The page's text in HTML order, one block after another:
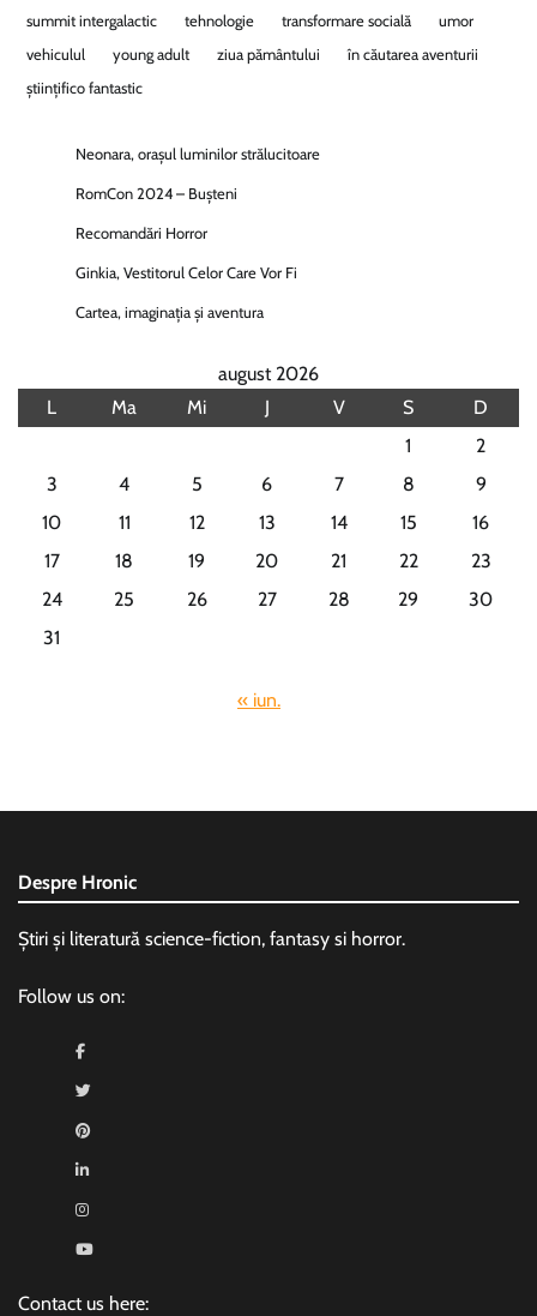
summit intergalactic
tehnologie transformare socială
umor
vehiculul
young adult ziua pământului
în căutarea aventurii
științifico fantastic
Neonara, orașul luminilor strălucitoare
RomCon 2024 – Bușteni
Recomandări Horror
Ginkia, Vestitorul Celor Care Vor Fi
Cartea, imaginația și aventura
august 2026
L
Ma Mi J V S
D
1
2
3
4 5 6 7 8
9
10
11 12 13 14 15
16
17
18 19 20 21 22
23
24
25 26 27 28 29
30
31
« iun.
Despre Hronic
Știri și literatură science-fiction, fantasy si horror.
Follow us on:
Contact us here: